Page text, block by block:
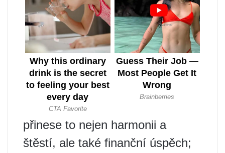
přinese to nejen harmonii a
štěstí, ale také finanční úspěch;